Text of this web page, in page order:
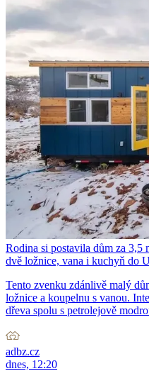
Rodina si postavila dům za
dvě ložnice, vana i kuchyň do
Tento zvenku zdánlivě malý
ložnice a koupelnu s vanou.
dřeva spolu s petrolejově
adbz.cz
dnes, 12:20